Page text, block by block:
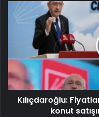
Kılıçdaroğlu:
konut